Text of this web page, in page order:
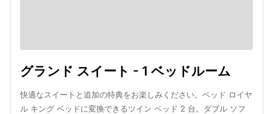
グランド スイート - 1 ベッドルーム
快適なスイートと追加の特典をお楽しみください。ベッド ロイヤ
ル キング ベッドに変換できるツイン ベッド 2 台。ダブル ソフ